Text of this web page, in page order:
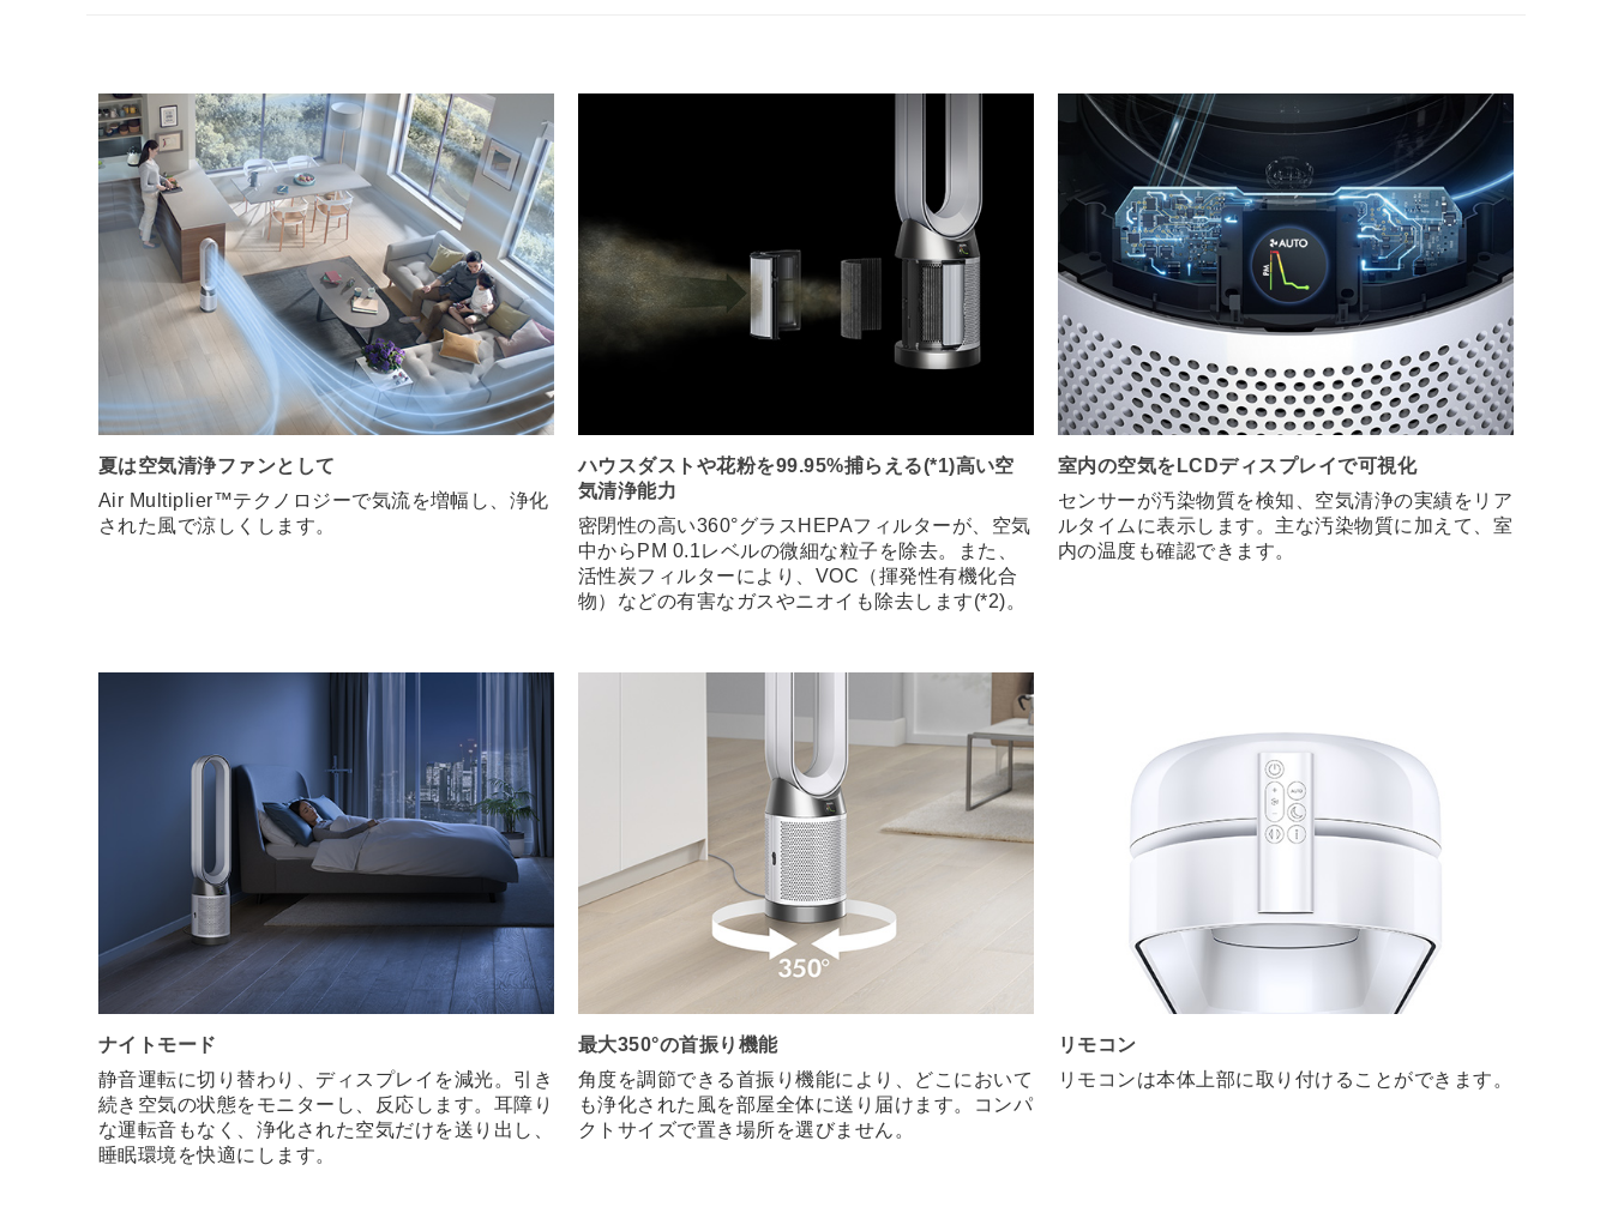
夏は空気清浄ファンとして
Air Multiplier™テクノロジーで気流を増幅し、浄化
された風で涼しくします。
ハウスダストや花粉を99.95%捕らえる(*1)高い空
気清浄能力
密閉性の高い360°グラスHEPAフィルターが、空気
中からPM 0.1レベルの微細な粒子を除去。また、
活性炭フィルターにより、VOC（揮発性有機化合
物）などの有害なガスやニオイも除去します(*2)。
室内の空気をLCDディスプレイで可視化
センサーが汚染物質を検知、空気清浄の実績をリア
ルタイムに表示します。主な汚染物質に加えて、室
内の温度も確認できます。
ナイトモード
静音運転に切り替わり、ディスプレイを減光。引き
続き空気の状態をモニターし、反応します。耳障り
な運転音もなく、浄化された空気だけを送り出し、
睡眠環境を快適にします。
最大350°の首振り機能
角度を調節できる首振り機能により、どこにおいて
も浄化された風を部屋全体に送り届けます。コンパ
クトサイズで置き場所を選びません。
リモコン
リモコンは本体上部に取り付けることができます。